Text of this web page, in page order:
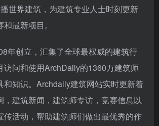
世界建筑，为建筑专业人士时刻更新
最新项目。
年创立，汇集了全球最权威的建筑行
访问和使用ArchDaily的1360万建筑师
和知识。Archdaily建筑网站实时更新着
，建筑新闻，建筑师专访，竞赛信息以
传活动，帮助建筑师们做出最优秀的作